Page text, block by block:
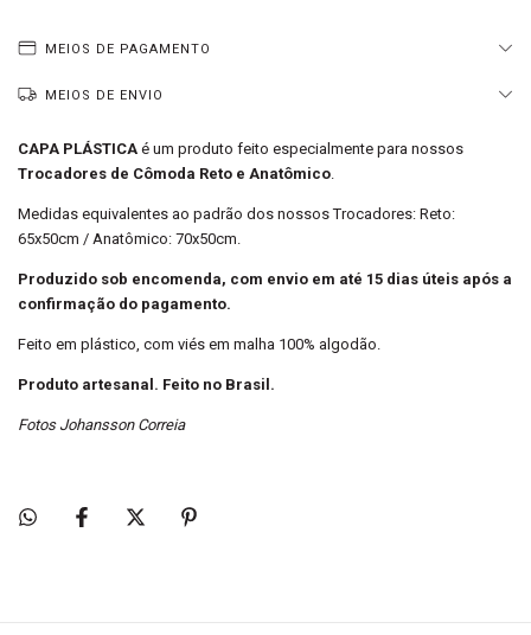
MEIOS DE PAGAMENTO
MEIOS DE ENVIO
CAPA PLÁSTICA é um produto feito especialmente para nossos
Trocadores de Cômoda Reto e Anatômico.
Medidas equivalentes ao padrão dos nossos Trocadores: Reto:
65x50cm / Anatômico: 70x50cm.
Produzido sob encomenda, com envio em até 15 dias úteis após a
confirmação do pagamento.
Feito em plástico, com viés em malha 100% algodão.
Produto artesanal. Feito no Brasil.
Fotos Johansson Correia